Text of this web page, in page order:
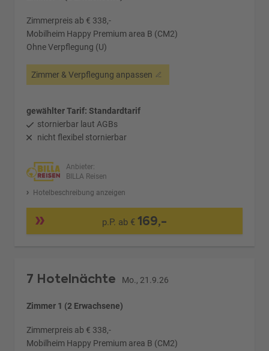
Zimmerpreis ab € 338,-
Mobilheim Happy Premium area B (CM2)
Ohne Verpflegung (U)
Zimmer & Verpflegung anpassen
gewählter Tarif: Standardtarif
stornierbar laut AGBs
nicht flexibel stornierbar
Anbieter:
BILLA Reisen
Hotelbeschreibung anzeigen
p.P. ab € 169,-
7 Hotelnächte Mo., 21.9.26
Zimmer 1 (2 Erwachsene)
Zimmerpreis ab € 338,-
Mobilheim Happy Premium area B (CM2)